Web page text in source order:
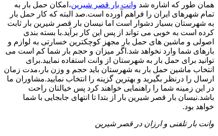
همان طور که اشاره شد وانت بار قصر شیرین،امکان حمل بار به
تمام شهرهای ایران را فراهم آورده است.صد البته که کار حمل بار
به شهرستان بسیار دشوار است اما نیسان بار قصر شیرین بار ثابت
کرده است به خوبی می تواند از پس این کار برآید.با بسته بندی
اصولی و ماشین های حمل بار مجهز کوچکترین خسارتی به لوازم و
بارهای شما وارد نخواهد شد.اگر میزان و حجم بار شما کم است می
توانید برای حمل بار به شهرستان از وانت استفاده نمایید.برای
انتخاب ماشین حمل بار به شهرستان باید حجم و وزن بار،مدت زمان
ارسال را درنظر بگیرید و بهترین گزینه را انتخاب نمایید.مشاوران ما
در این زمینه شما را راهنمایی خواهند کرد پس خیالتان راحت
باشد.نیسان بار قصر شیرین بار از بتدا تا انتهای جابجایی با شما
خواهد بود.
وانت بار تلفنی و ارزان در قصر شیرین